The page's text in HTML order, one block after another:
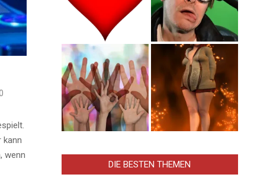
kann
wenn
DIE BESTEN THEMEN